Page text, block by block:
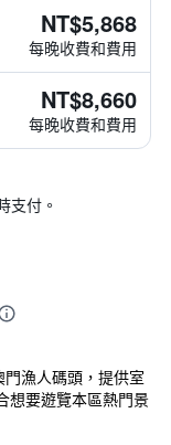
NT$5,868
每晚收費和費用
NT$8,660
每晚收費和費用
支付。
漁人碼頭，提供室
想要遊覽本區熱門景